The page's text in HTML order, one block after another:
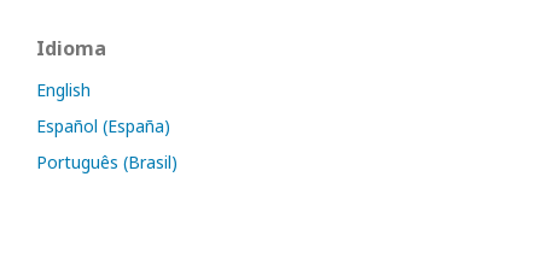
Idioma
English
Español (España)
Português (Brasil)